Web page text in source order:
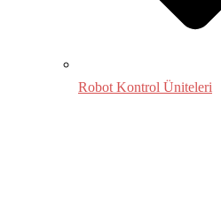
Robot Kontrol Üniteleri